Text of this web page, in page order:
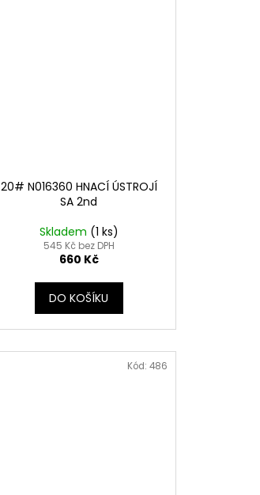
20# N016360 HNACÍ ÚSTROJÍ
SA 2nd
Skladem (1 ks)
545 Kč bez DPH
660 Kč
DO KOŠÍKU
Kód: 486